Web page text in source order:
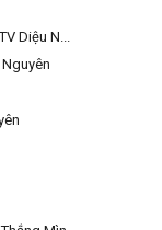
Diệu N...